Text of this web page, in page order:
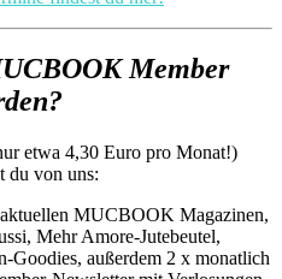
Member
etwa 4,30 Euro pro Monat!)
du von uns:
MUCBOOK Magazinen,
Mehr Amore-Jutebeutel,
Goodies, außerdem 2 x monatlich